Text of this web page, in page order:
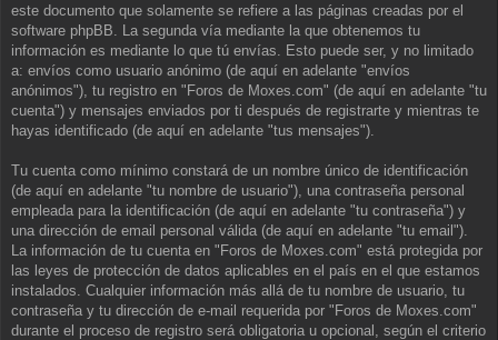
este documento que solamente se refiere a las páginas creadas por el
software phpBB. La segunda vía mediante la que obtenemos tu
información es mediante lo que tú envías. Esto puede ser, y no limitado
a: envíos como usuario anónimo (de aquí en adelante "envíos
anónimos"), tu registro en "Foros de Moxes.com" (de aquí en adelante "tu
cuenta") y mensajes enviados por ti después de registrarte y mientras te
hayas identificado (de aquí en adelante "tus mensajes").
Tu cuenta como mínimo constará de un nombre único de identificación
(de aquí en adelante "tu nombre de usuario"), una contraseña personal
empleada para la identificación (de aquí en adelante "tu contraseña") y
una dirección de email personal válida (de aquí en adelante "tu email").
La información de tu cuenta en "Foros de Moxes.com" está protegida por
las leyes de protección de datos aplicables en el país en el que estamos
instalados. Cualquier información más allá de tu nombre de usuario, tu
contraseña y tu dirección de e-mail requerida por "Foros de Moxes.com"
durante el proceso de registro será obligatoria u opcional, según el criterio